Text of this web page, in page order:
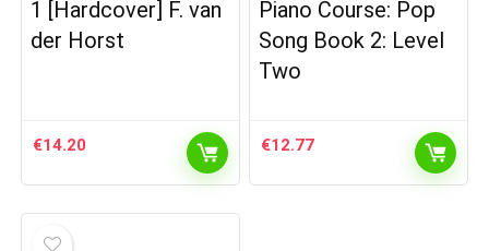
1 [Hardcover] F. van
der Horst
€14.20
Piano Course: Pop
Song Book 2: Level
Two
€12.77